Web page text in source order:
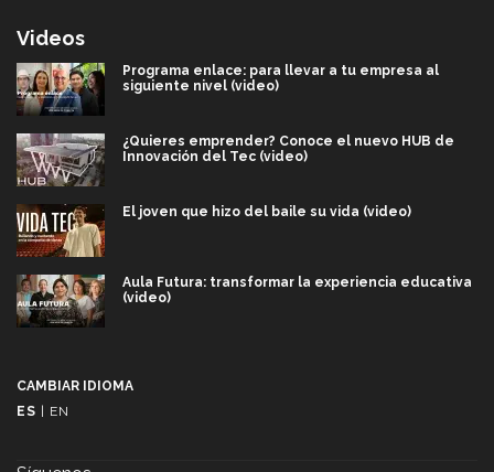
Videos
Programa enlace: para llevar a tu empresa al
siguiente nivel (video)
¿Quieres emprender? Conoce el nuevo HUB de
Innovación del Tec (video)
El joven que hizo del baile su vida (video)
Aula Futura: transformar la experiencia educativa
(video)
CAMBIAR IDIOMA
ES | EN